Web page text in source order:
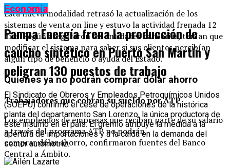
Esta nueva modalidad retrasó la actualización de los
sistemas de venta on line y estuvo la actividad frenada 12
días. Según aseguraron las entidades bancarias, tenían que
modificar el sistema para saber si sus clientes percibían
algún tipo de beneficio o ayuda del Estado.
Quienes ya no podrán comprar dólar ahorro
Trabajadores que cobran su sueldo por ATP
Los empleados de empresas que reciban parte de su salario
a través del programa ATP no podrán
comprar dólar ahorro, confirmaron fuentes del Banco
Central a Ámbito.
Economía
Pampa Energía frena la producción de
caucho sintético en Puerto San Martín y
peligran 130 puestos de trabajo
El Sindicato de Obreros y Empleados Petroquímicos Unidos
(SOEPU) confirmó el cese de operaciones de la histórica
planta del departamento San Lorenzo, la única productora de
este insumo en el país. El gremio atribuye la medida a la
apertura de importaciones y a la caída en la demanda del
sector automotriz.